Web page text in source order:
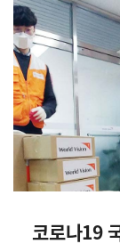
코로나19